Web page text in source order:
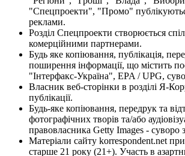
"Спецпроекти", "Промо"
реклами.
Розділ Спецпроекти створюється
комерційними партнерами.
Будь яке копіювання, публікація,
поширення інформації, що містить
"Інтерфакс-Україна", EPA / UPG,
Власник веб-сторінки в розділі Я-
публікації.
Будь-яке копіювання, передрук та
фотографічних творів та/або
правовласника Getty Images - суворо
Матеріали сайту korrespondent.net
старше 21 року (21+). Участь в